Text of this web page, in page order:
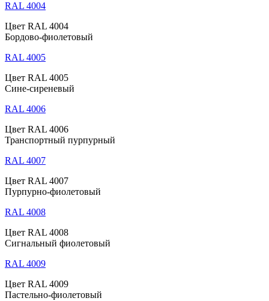
RAL 4004
Цвет RAL 4004
Бордово-фиолетовый
RAL 4005
Цвет RAL 4005
Сине-сиреневый
RAL 4006
Цвет RAL 4006
Транспортный пурпурный
RAL 4007
Цвет RAL 4007
Пурпурно-фиолетовый
RAL 4008
Цвет RAL 4008
Сигнальный фиолетовый
RAL 4009
Цвет RAL 4009
Пастельно-фиолетовый